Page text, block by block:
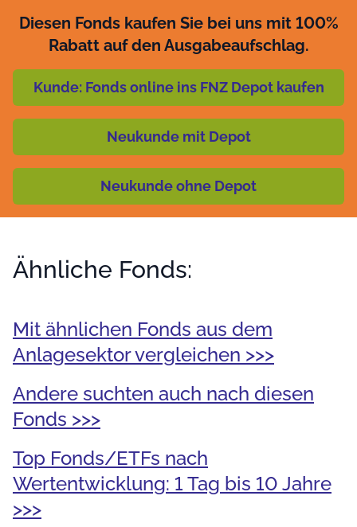
Diesen Fonds kaufen Sie bei uns mit 100%
Rabatt auf den Ausgabeaufschlag.
Kunde: Fonds online ins FNZ Depot kaufen
Neukunde mit Depot
Neukunde ohne Depot
Ähnliche Fonds:
Mit ähnlichen Fonds aus dem
Anlagesektor vergleichen >>>
Andere suchten auch nach diesen
Fonds >>>
Top Fonds/ETFs nach
Wertentwicklung: 1 Tag bis 10 Jahre
>>>